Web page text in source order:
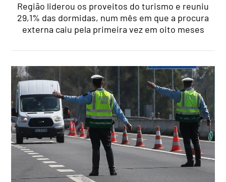
Região liderou os proveitos do turismo e reuniu
29,1% das dormidas, num mês em que a procura
externa caiu pela primeira vez em oito meses